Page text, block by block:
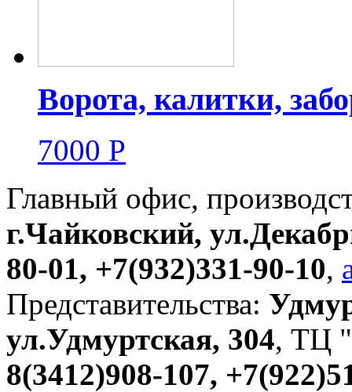
Ворота, калитки,
7000 Р
Главный офис,
г.Чайковский,
80-01, +7(932)331-90-10,
Представительства:
ул.Удмуртская, 304, ТЦ
8(3412)908-107,